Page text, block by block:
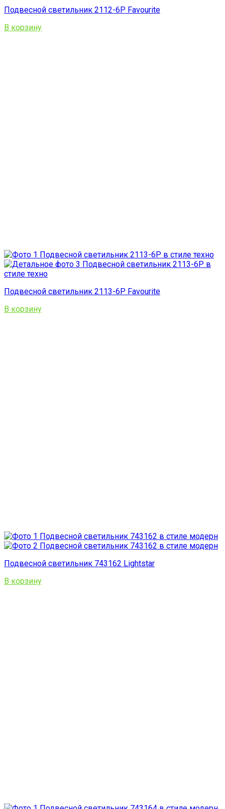
Подвесной светильник 2112-6P Favourite
В корзину
Подвесной светильник 2113-6P Favourite
В корзину
Подвесной светильник 743162 Lightstar
В корзину